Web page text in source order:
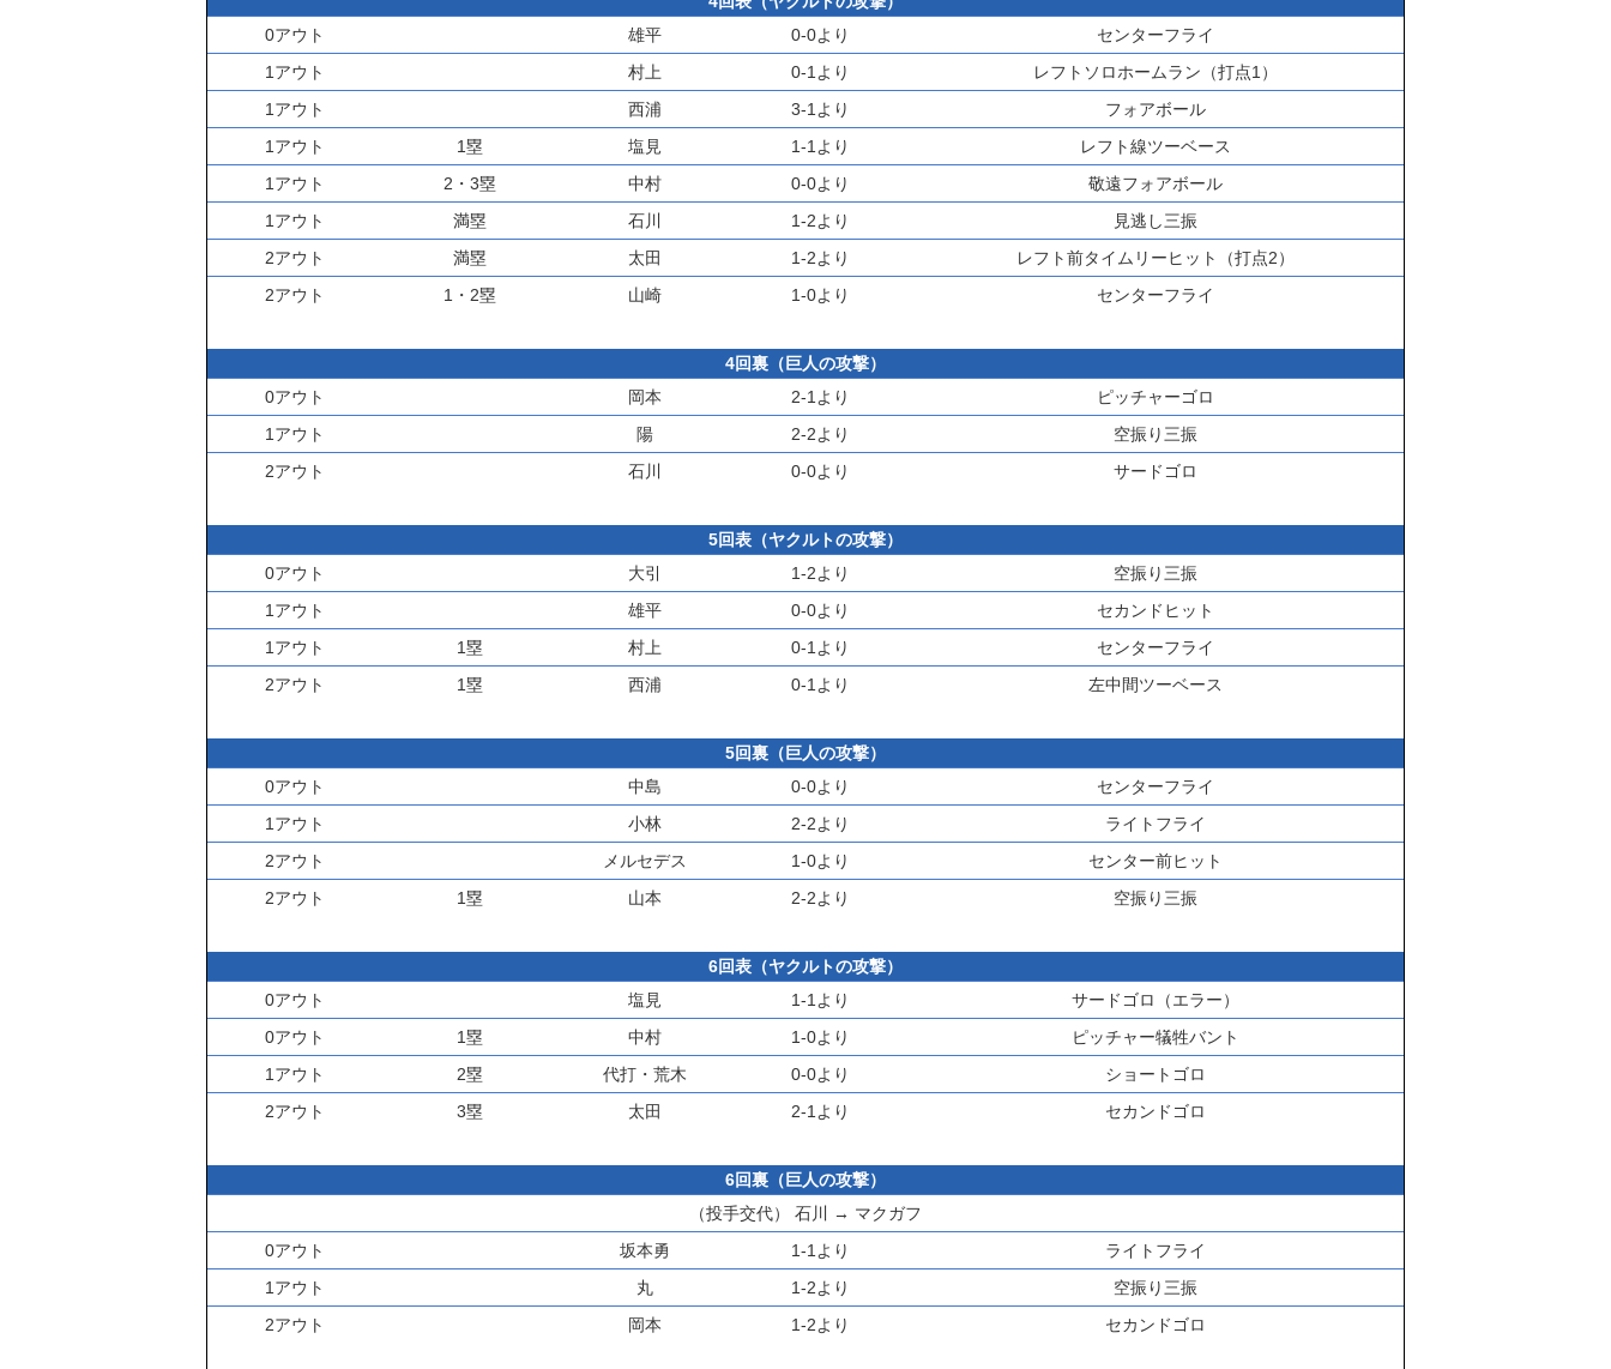
0アウト
雄平 0-0より
センターフライ
1アウト
村上 0-1より
レフトソロホームラン（打点1）
1アウト
西浦 3-1より
フォアボール
1アウト
1塁 塩見 1-1より
レフト線ツーベース
1アウト
2・3塁 中村 0-0より
敬遠フォアボール
1アウト
満塁 石川 1-2より
見逃し三振
2アウト
満塁 太田 1-2より
レフト前タイムリーヒット（打点2）
2アウト
1・2塁 山崎 1-0より センターフライ
4回裏（巨人の攻撃）
0アウト
岡本 2-1より
ピッチャーゴロ
1アウト
陽 2-2より
空振り三振
2アウト
石川 0-0より サードゴロ
5回表（ヤクルトの攻撃）
0アウト
大引 1-2より
空振り三振
1アウト
雄平 0-0より
セカンドヒット
1アウト
1塁 村上 0-1より
センターフライ
2アウト
1塁 西浦 0-1より 左中間ツーベース
5回裏（巨人の攻撃）
0アウト
中島 0-0より
センターフライ
1アウト
小林 2-2より
ライトフライ
2アウト
メルセデス 1-0より
センター前ヒット
2アウト
1塁 山本 2-2より 空振り三振
6回表（ヤクルトの攻撃）
0アウト
塩見 1-1より
サードゴロ（エラー）
0アウト
1塁 中村 1-0より
ピッチャー犠牲バント
1アウト
2塁 代打・ 荒木 0-0より
ショートゴロ
2アウト
3塁 太田 2-1より セカンドゴロ
6回裏（巨人の攻撃）
（投手交代） 石川 → マクガフ
0アウト
坂本勇 1-1より
ライトフライ
1アウト
丸 1-2より
空振り三振
2アウト
岡本 1-2より セカンドゴロ